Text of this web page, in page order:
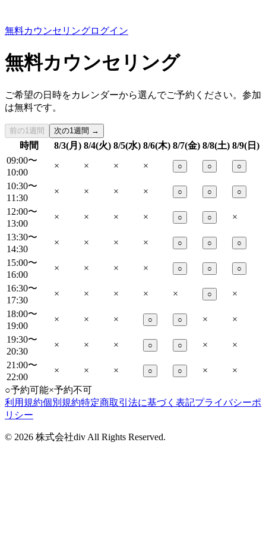
無料カウンセリングログイン
無料カウンセリング
ご希望の日時をカレンダーから選んでご予約ください。参加
は無料です。
前の1週間 次の1週間 →
時間 8/3(月) 8/4(火) 8/5(水) 8/6(木) 8/7(金) 8/8(土) 8/9(日)
09:00〜
10:00
× × × × ○ ○ ○
10:30〜
11:30
× × × × ○ ○ ○
12:00〜
13:00
× × × × ○ ○
×
13:30〜
14:30
× × × × ○ ○ ○
15:00〜
16:00
× × × × ○ ○ ○
16:30〜
17:30
× × × × × ○
×
18:00〜
19:00
× × × ○ ○ ×
×
19:30〜
20:30
× × × ○ ○ ×
×
21:00〜
22:00
× × × ○ ○ ×
×
○予約可能×予約不可
利用規約個別規約特定商取引法に基づく表記プライバシーポ
リシー
© 2026 株式会社div All Rights Reserved.